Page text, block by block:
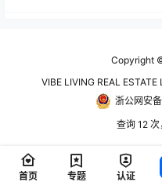
Copyright
VIBE LIVING REAL
浙公网安
查询 12
首页 专题 认证